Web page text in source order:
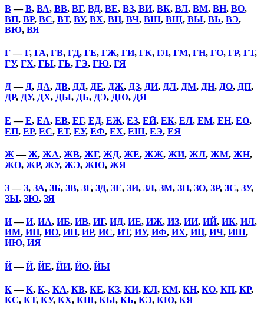
В—В, ВА, ВВ, ВГ, ВД, ВЕ, ВЗ, ВИ, ВК, ВЛ, ВМ, ВН, ВО,
ВП, ВР, ВС, ВТ, ВУ, ВХ, ВЦ, ВЧ, ВШ, ВЩ, ВЫ, ВЬ, ВЭ,
ВЮ, ВЯ
Г—Г, ГА, ГВ, ГД, ГЕ, ГЖ, ГИ, ГК, ГЛ, ГМ, ГН, ГО, ГР, ГТ,
ГУ, ГХ, ГЫ, ГЬ, ГЭ, ГЮ, ГЯ
Д— Д, ДА, ДВ, ДД, ДЕ, ДЖ, ДЗ, ДИ, ДЛ, ДМ, ДН, ДО, ДП,
ДР, ДУ, ДХ, ДЫ, ДЬ, ДЭ, ДЮ, ДЯ
Е —Е, ЕА, ЕВ, ЕГ, ЕД, ЕЖ, ЕЗ, ЕЙ, ЕК, ЕЛ, ЕМ, ЕН, ЕО,
ЕП, ЕР, ЕС, ЕТ, ЕУ, ЕФ, ЕХ, ЕШ, ЕЭ, ЕЯ
Ж —Ж, ЖА, ЖВ, ЖГ, ЖД, ЖЕ, ЖЖ, ЖИ, ЖЛ, ЖМ, ЖН,
ЖО, ЖР, ЖУ, ЖЭ, ЖЮ, ЖЯ
З—З, ЗА, ЗБ, ЗВ, ЗГ, ЗД, ЗЕ, ЗИ, ЗЛ, ЗМ, ЗН, ЗО, ЗР, ЗС, ЗУ,
ЗЫ, ЗЮ, ЗЯ
И—И, ИА, ИБ, ИВ, ИГ, ИД, ИЕ, ИЖ, ИЗ, ИИ, ИЙ, ИК, ИЛ,
ИМ, ИН, ИО, ИП, ИР, ИС, ИТ, ИУ, ИФ, ИХ, ИЦ, ИЧ, ИШ,
ИЮ, ИЯ
Й—Й, ЙЕ, ЙИ, ЙО, ЙЫ
К—К, К-, КА, КВ, КЕ, КЗ, КИ, КЛ, КМ, КН, КО, КП, КР,
КС, КТ, КУ, КХ, КШ, КЫ, КЬ, КЭ, КЮ, КЯ